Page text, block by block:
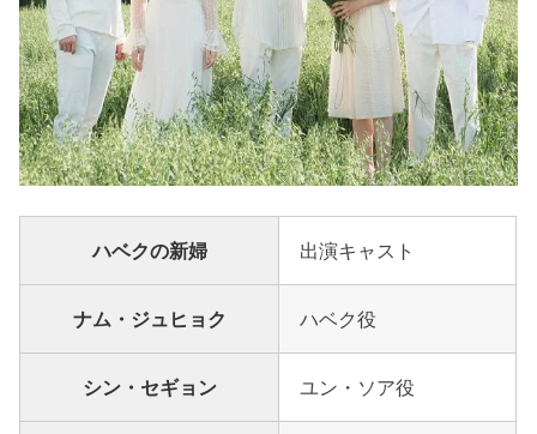
ハベクの新婦 出演キャスト
ナム・ジュヒョク ハベク役
シン・セギョン ユン・ソア役